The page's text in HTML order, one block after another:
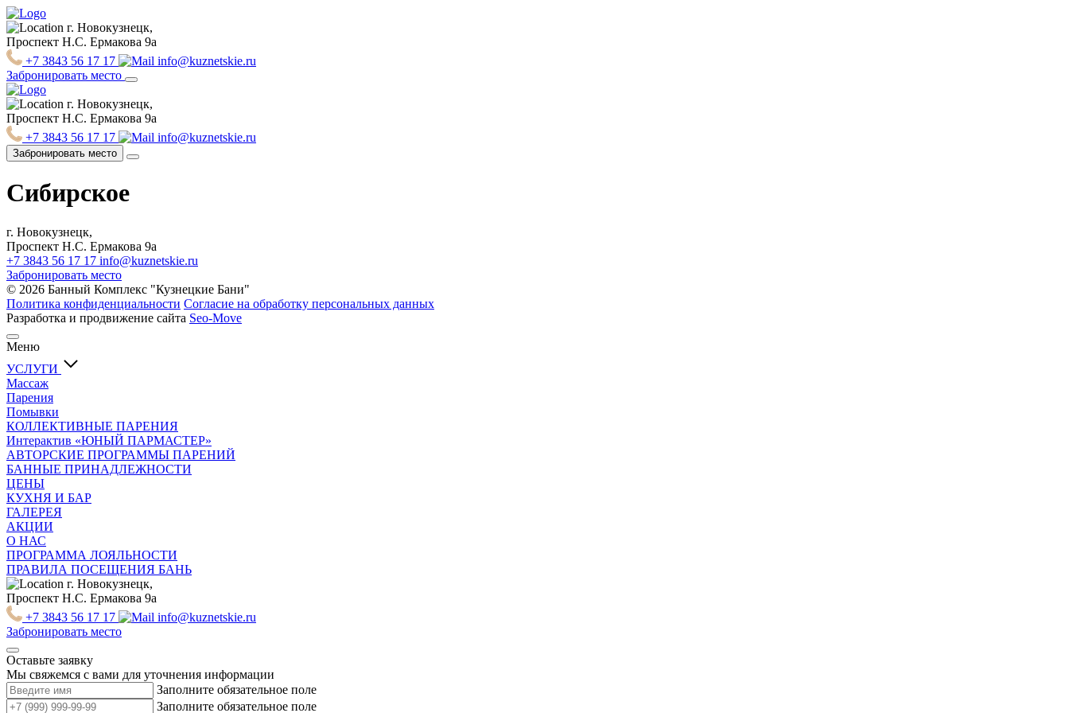
г. Новокузнецк,
Проспект Н.С. Ермакова 9а
+7 3843 56 17 17
info@kuznetskie.ru
Забронировать место
г. Новокузнецк,
Проспект Н.С. Ермакова 9а
+7 3843 56 17 17
info@kuznetskie.ru
Забронировать место
Сибирское
г. Новокузнецк,
Проспект Н.С. Ермакова 9а
+7 3843 56 17 17 info@kuznetskie.ru
Забронировать место
© 2026 Банный Комплекс "Кузнецкие Бани"
Политика конфиденциальности Согласие на обработку персональных данных
Разработка и продвижение сайта Seo-Move
Меню
УСЛУГИ
Массаж
Парения
Помывки
КОЛЛЕКТИВНЫЕ ПАРЕНИЯ
Интерактив «ЮНЫЙ ПАРМАСТЕР»
АВТОРСКИЕ ПРОГРАММЫ ПАРЕНИЙ
БАННЫЕ ПРИНАДЛЕЖНОСТИ
ЦЕНЫ
КУХНЯ И БАР
ГАЛЕРЕЯ
АКЦИИ
О НАС
ПРОГРАММА ЛОЯЛЬНОСТИ
ПРАВИЛА ПОСЕЩЕНИЯ БАНЬ
г. Новокузнецк,
Проспект Н.С. Ермакова 9а
+7 3843 56 17 17
info@kuznetskie.ru
Забронировать место
Оставьте заявку
Мы свяжемся с вами для уточнения информации
Заполните обязательное поле
Заполните обязательное поле